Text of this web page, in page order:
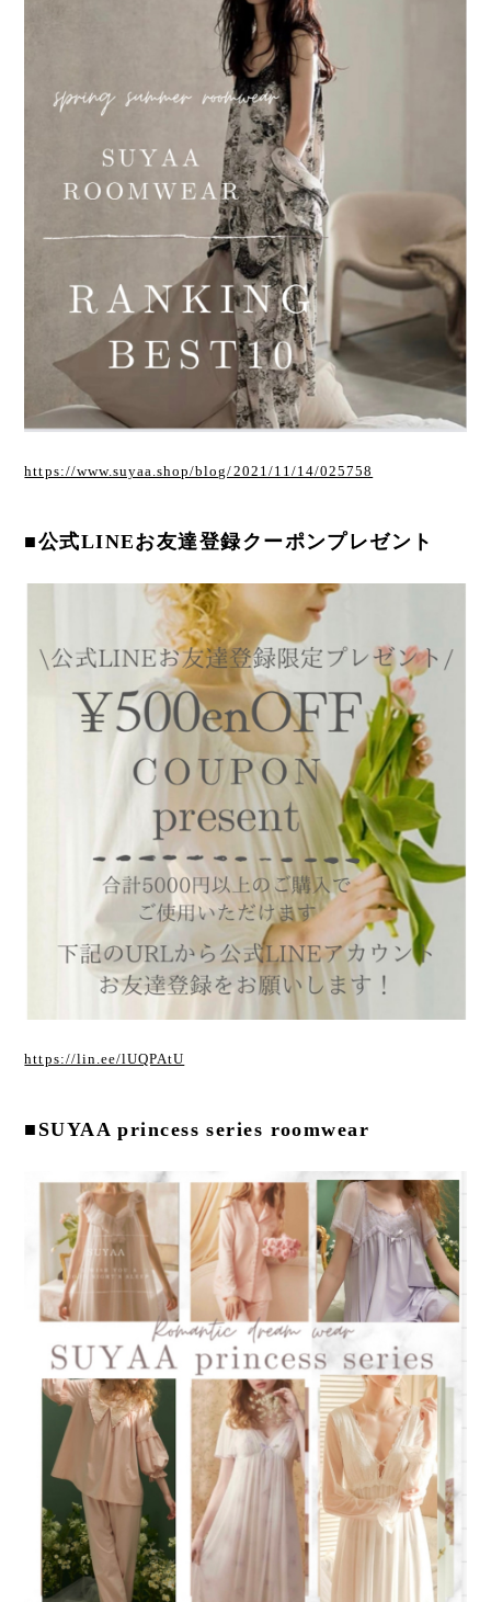
https://www.suyaa.shop/blog/2021/11/14/025758
■公式LINEお友達登録クーポンプレゼント
https://lin.ee/lUQPAtU
■SUYAA princess series roomwear